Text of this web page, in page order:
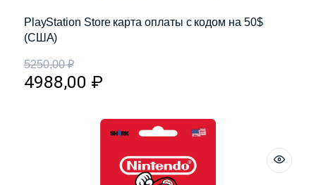
PlayStation Store карта оплаты с кодом на 50$
(США)
5250,00₽
4988,00 ₽